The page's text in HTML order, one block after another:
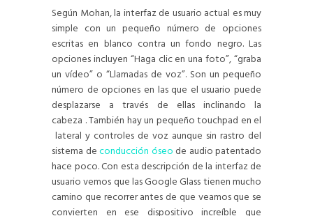
Según Mohan, la interfaz de usuario actual es muy
simple con un pequeño número de opciones
escritas en blanco contra un fondo negro. Las
opciones incluyen “Haga clic en una foto”, “graba
un vídeo” o “Llamadas de voz”. Son un pequeño
número de opciones en las que el usuario puede
desplazarse a través de ellas inclinando la
cabeza . También hay un pequeño touchpad en el
lateral y controles de voz aunque sin rastro del
sistema deconducción óseo de audio patentado
hace poco. Con esta descripción de la interfaz de
usuario vemos que las Google Glass tienen mucho
camino que recorrer antes de que veamos que se